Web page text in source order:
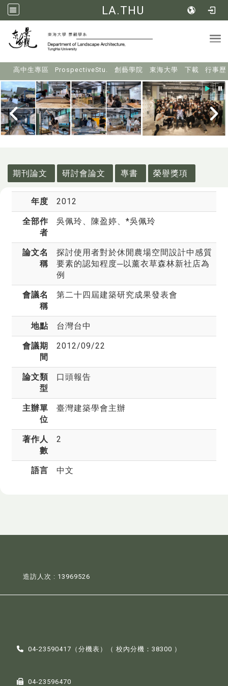
LA.THU
高中生專區 ProspectiveStu. 創藝學院 東海大學 下載 行事歷
期刊論文
研討會論文 專書 榮譽獎項
年度 2012
全部作
者
吳佩玲 、陳盈婷、*吳佩玲
論文名
稱
探討使用者對於休閒農場空間設計中感質
要素的認知程度─以薰衣草森林新社店為
例
會議名
稱
第二十四屆建築研究成果發表會
地點 台灣台中
會議期
間
2012/09/22
論文類
型
口頭報告
主辦單
位
臺灣建築學會主辦
著作人
數
2
語言 中文
造訪人次 : 13969526
04-23590417（分機表 ）（ 校內分機：38300 ）
04-23596470